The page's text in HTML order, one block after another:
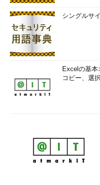
The Augmented
各艇の速度表示や軌跡を示
赤や黄色の線などが随所に
実）技術を開発したのは、
ゲームでファスト・ダウン
み）を作った人物ら（その
ケン・ミルネスという開発
The Augmented
なお、レースの戦績につ
シングルサ
Excelの基本
コピー、選